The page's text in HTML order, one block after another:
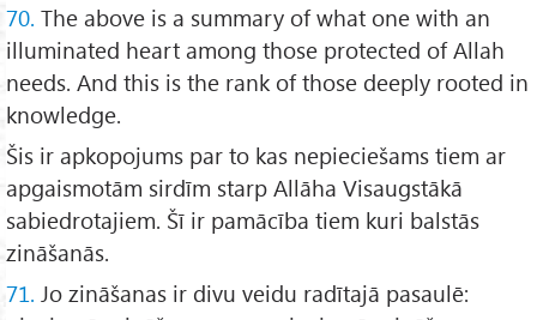
70. The above is a summary of what one with an
illuminated heart among those protected of Allah
needs. And this is the rank of those deeply rooted in
knowledge.
Šis ir apkopojums par to kas nepieciešams tiem ar
apgaismotām sirdīm starp Allāha Visaugstākā
sabiedrotajiem. Šī ir pamācība tiem kuri balstās
zināšanās.
71. Jo zināšanas ir divu veidu radītajā pasaulē: